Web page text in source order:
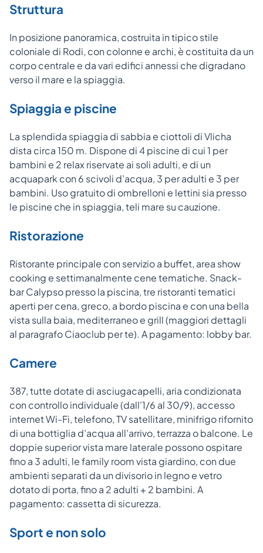
Struttura
In posizione panoramica, costruita in tipico stile
coloniale di Rodi, con colonne e archi, è costituita da un
corpo centrale e da vari edifici annessi che digradano
verso il mare e la spiaggia.
Spiaggia e piscine
La splendida spiaggia di sabbia e ciottoli di Vlicha
dista circa 150 m. Dispone di 4 piscine di cui 1 per
bambini e 2 relax riservate ai soli adulti, e di un
acquapark con 6 scivoli d’acqua, 3 per adulti e 3 per
bambini. Uso gratuito di ombrelloni e lettini sia presso
le piscine che in spiaggia, teli mare su cauzione.
Ristorazione
Ristorante principale con servizio a buffet, area show
cooking e settimanalmente cene tematiche. Snack-
bar Calypso presso la piscina, tre ristoranti tematici
aperti per cena, greco, a bordo piscina e con una bella
vista sulla baia, mediterraneo e grill (maggiori dettagli
al paragrafo Ciaoclub per te). A pagamento: lobby bar.
Camere
387, tutte dotate di asciugacapelli, aria condizionata
con controllo individuale (dall'1/6 al 30/9), accesso
internet Wi-Fi, telefono, TV satellitare, minifrigo rifornito
di una bottiglia d’acqua all’arrivo, terrazza o balcone. Le
doppie superior vista mare laterale possono ospitare
fino a 3 adulti, le family room vista giardino, con due
ambienti separati da un divisorio in legno e vetro
dotato di porta, fino a 2 adulti + 2 bambini. A
pagamento: cassetta di sicurezza.
Sport e non solo